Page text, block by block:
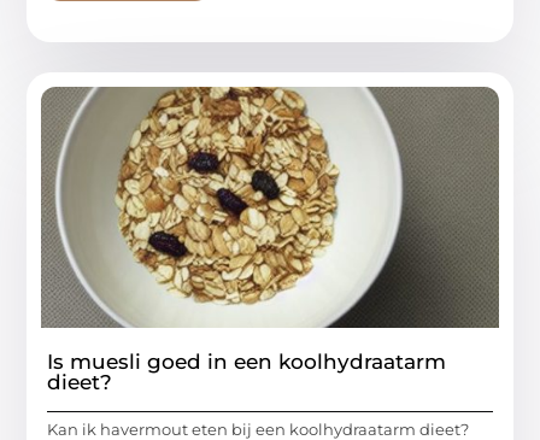
Is muesli goed in een koolhydraatarm
dieet?
Kan ik havermout eten bij een koolhydraatarm dieet?